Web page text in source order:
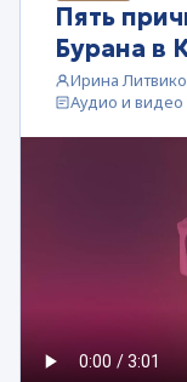
Пять
Бурана в
Ирина
Аудио и